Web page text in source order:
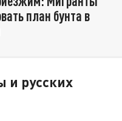
план бунта в
русских